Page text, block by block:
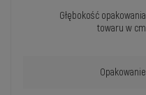
Głębokość opakowania
towaru w cm
Opakowanie